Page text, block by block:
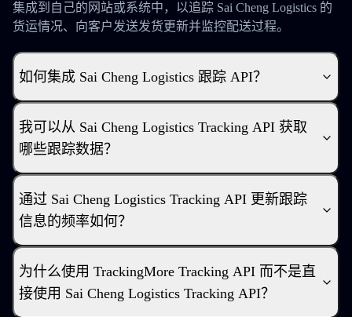
集成到自己的网站或系统中，以追踪 Sai Cheng Logistics 的
货运情况、向客户发送发货更新并监控配送过程。
如何集成 Sai Cheng Logistics 跟踪 API？
我可以从 Sai Cheng Logistics Tracking API 获取
哪些跟踪数据？
通过 Sai Cheng Logistics Tracking API 更新跟踪
信息的频率如何？
为什么使用 TrackingMore Tracking API 而不是直
接使用 Sai Cheng Logistics Tracking API？